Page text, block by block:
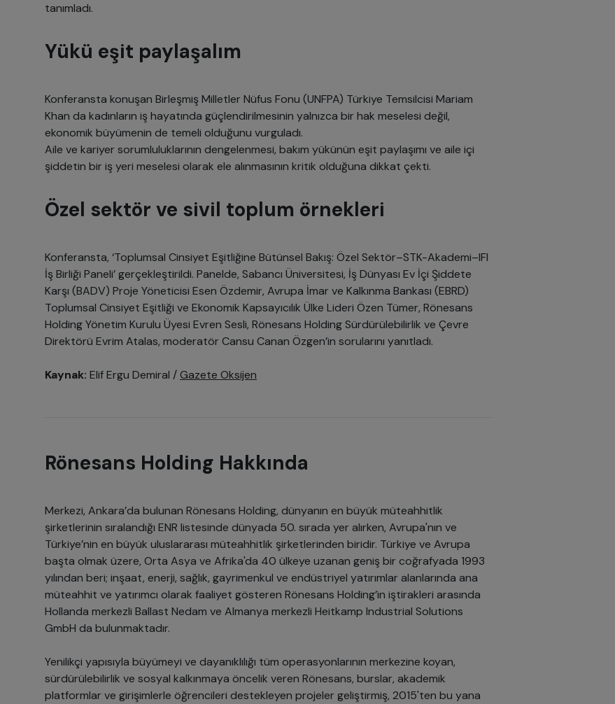
tanımladı.
Yükü eşit paylaşalım
Konferansta konuşan Birleşmiş Milletler Nüfus Fonu (UNFPA) Türkiye Temsilcisi Mariam
Khan da kadınların iş hayatında güçlendirilmesinin yalnızca bir hak meselesi değil,
ekonomik büyümenin de temeli olduğunu vurguladı.
Aile ve kariyer sorumluluklarının dengelenmesi, bakım yükünün eşit paylaşımı ve aile içi
şiddetin bir iş yeri meselesi olarak ele alınmasının kritik olduğuna dikkat çekti.
Özel sektör ve sivil toplum örnekleri
Konferansta, ‘Toplumsal Cinsiyet Eşitliğine Bütünsel Bakış: Özel Sektör–STK-Akademi–IFI
İş Birliği Paneli’ gerçekleştirildi. Panelde, Sabancı Üniversitesi, İş Dünyası Ev İçi Şiddete
Karşı (BADV) Proje Yöneticisi Esen Özdemir, Avrupa İmar ve Kalkınma Bankası (EBRD)
Toplumsal Cinsiyet Eşitliği ve Ekonomik Kapsayıcılık Ülke Lideri Özen Tümer, Rönesans
Holding Yönetim Kurulu Üyesi Evren Sesli, Rönesans Holding Sürdürülebilirlik ve Çevre
Direktörü Evrim Atalas, moderatör Cansu Canan Özgen’in sorularını yanıtladı.
Kaynak: Elif Ergu Demiral /Gazete Oksijen
Rönesans Holding Hakkında
Merkezi, Ankara’da bulunan Rönesans Holding, dünyanın en büyük müteahhitlik
şirketlerinin sıralandığı ENR listesinde dünyada 50. sırada yer alırken, Avrupa'nın ve
Türkiye’nin en büyük uluslararası müteahhitlik şirketlerinden biridir. Türkiye ve Avrupa
başta olmak üzere, Orta Asya ve Afrika'da 40 ülkeye uzanan geniş bir coğrafyada 1993
yılından beri; inşaat, enerji, sağlık, gayrimenkul ve endüstriyel yatırımlar alanlarında ana
müteahhit ve yatırımcı olarak faaliyet gösteren Rönesans Holding’in iştirakleri arasında
Hollanda merkezli Ballast Nedam ve Almanya merkezli Heitkamp Industrial Solutions
GmbH da bulunmaktadır.
Yenilikçi yapısıyla büyümeyi ve dayanıklılığı tüm operasyonlarının merkezine koyan,
sürdürülebilirlik ve sosyal kalkınmaya öncelik veren Rönesans, burslar, akademik
platformlar ve girişimlerle öğrencileri destekleyen projeler geliştirmiş, 2015'ten bu yana